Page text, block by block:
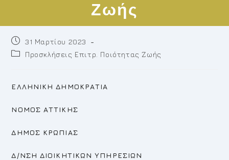
Ζωής
Post
published:
31 Μαρτίου 2023
PostΠροσκλήσεις Επιτρ. Ποιότητας Ζωής
ΕΛΛΗΝΙΚΗ ΔΗΜΟΚΡΑΤΙΑ
ΝΟΜΟΣ ΑΤΤΙΚΗΣ
ΔΗΜΟΣ ΚΡΩΠΙΑΣ
Δ/ΝΣΗ ΔΙΟΙΚΗΤΙΚΩΝ ΥΠΗΡΕΣΙΩΝ